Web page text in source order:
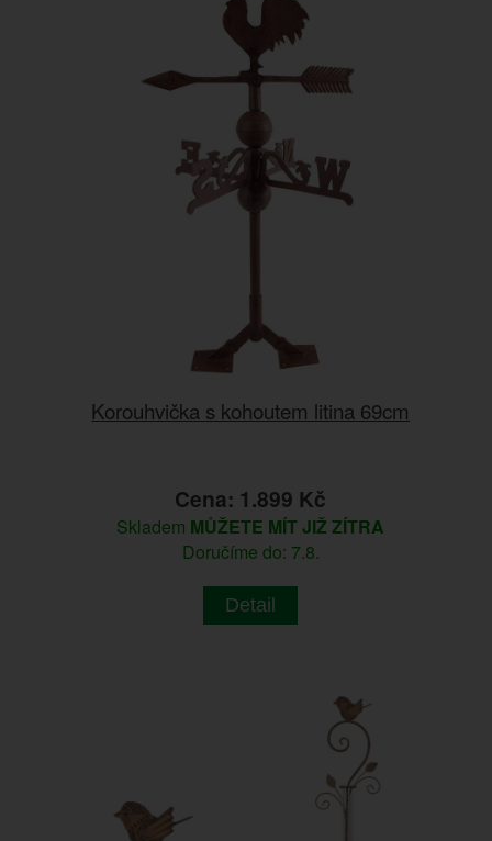
Korouhvička s kohoutem litina 69cm
Cena: 1.899 Kč
Skladem MŮŽETE MÍT JIŽ ZÍTRA
Doručíme do: 7.8.
Detail